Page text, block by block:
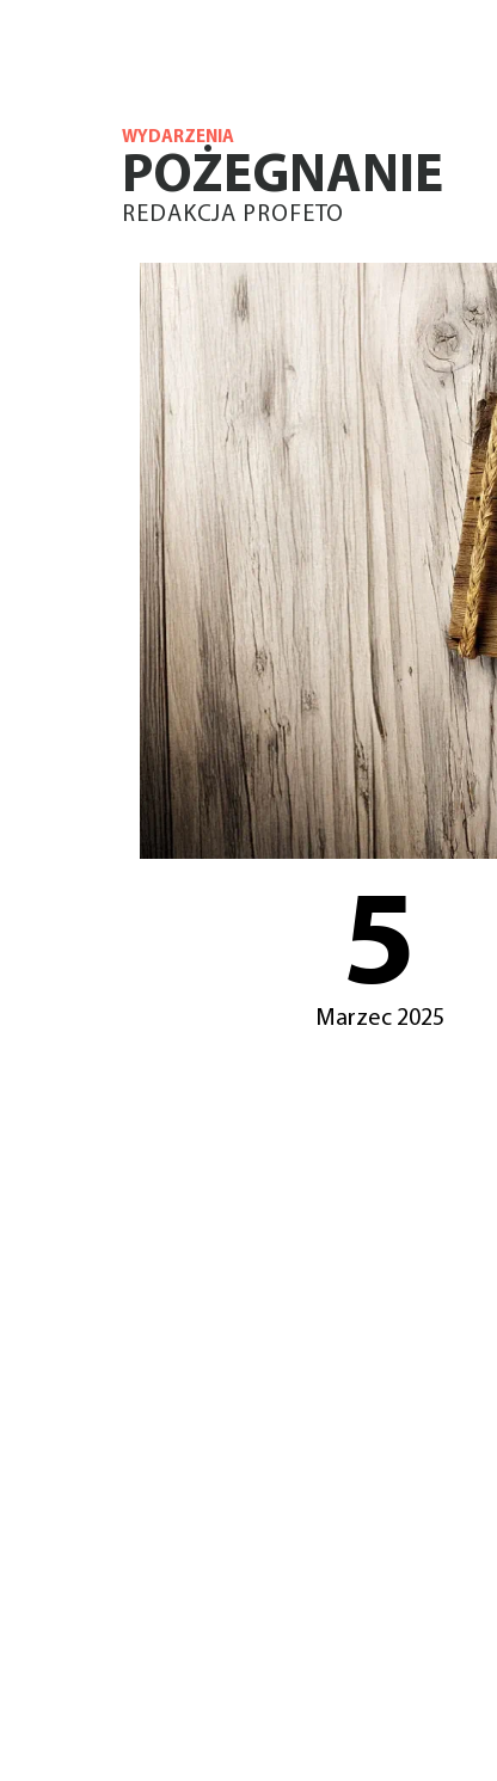
WYDARZENIA
POŻEGNANIE
REDAKCJA PROFETO
5
Marzec 2025